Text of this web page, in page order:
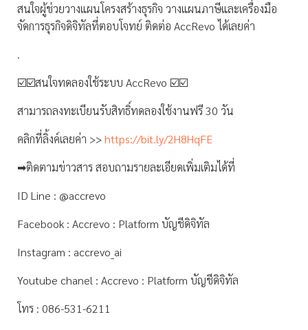
สนใจผู้ช่วยวางแผนโครงสร้างธุรกิจ วางแผนภาษีและเครื่องมือ
จัดการธุรกิจดิจิทัลที่ตอบโจทย์ ติดต่อ AccRevo ได้เลยค่า
.
☑️☑️สนใจทดลองใช้ระบบ AccRevo ☑️☑️
สามารถลงทะเบียนรับสิทธิ์ทดลองใช้งานฟรี 30 วัน
คลิกที่ลิ้งค์เลยค่า >>https://bit.ly/2H8HqFE
➡ติดตามข่าวสาร สอบถามรายละเอียดเพิ่มเติมได้ที่
ID Line : @accrevo
Facebook : Accrevo : Platform บัญชีดิจิทัล
Instagram : accrevo_ai
Youtube chanel : Accrevo : Platform บัญชีดิจิทัล
โทร : 086-531-6211